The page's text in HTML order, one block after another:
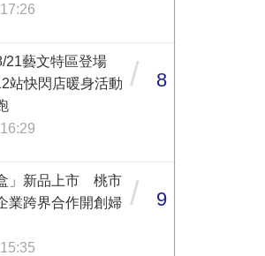
21藝文特區登場
站快閃店暖身活動 / 8
」新品上市 桃市
業跨界合作開創婦 / 9